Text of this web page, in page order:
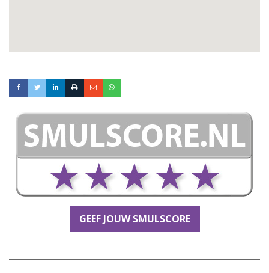
GEEF JOUW SMULSCORE